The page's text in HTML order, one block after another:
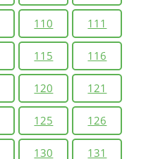
110 111
115 116
120 121
125 126
130 131